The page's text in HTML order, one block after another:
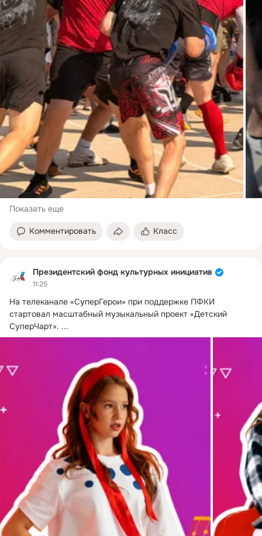
Показать еще
Комментировать Класс
Президентский фонд культурных инициатив
11:25
На телеканале «СуперГерои» при поддержке ПФКИ
стартовал масштабный музыкальный проект «Детский
СуперЧарт». ...